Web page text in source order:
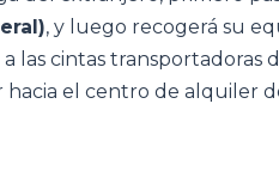
, y luego recogerá su
cintas transportadoras
el centro de alquiler